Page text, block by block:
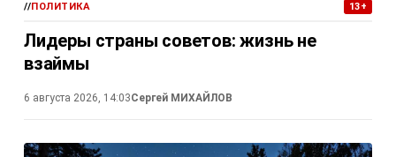
//ПОЛИТИКА 13+
Лидеры страны советов: жизнь не
взаймы
6 августа 2026, 14:03Сергей МИХАЙЛОВ